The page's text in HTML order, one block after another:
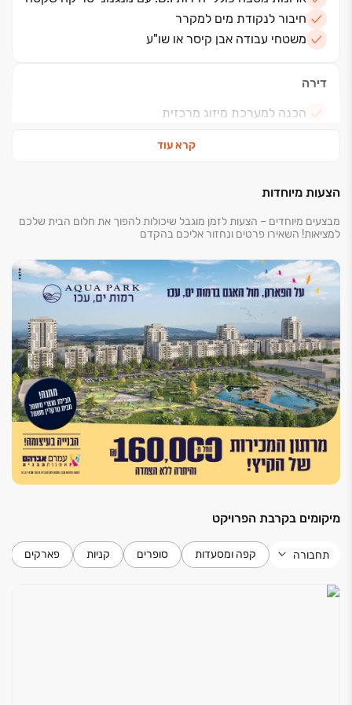
חיבור לנקודת מים למקרר
משטחי עבודה אבן קיסר או שו"ע
דירה
הכנה למערכת מיזוג מרכזית
אינטרקום במעגל סגור עם מסך צבעוני
חימום מים סולארי/ משאבת חום
שקע חשמל וברז מים במרפסת שמש
דלת בטחון מעוצבת במבחר גוונים פנדור או שו"ע
מפסק מחליף בחדרי שינה
נקודות טלוויזיה, טלפון והכנה לתקשורת מחשבים בכל
חדר
מרפסת שמש הכוללת מעקות אלומיניום מזוגג בשילוב
זכוכית
חשמל תלת פאזי
מערכת חשמל - בית חכם - לשליטה בחלל המגורים
חלונות בעלי זכוכית בידודית / טריפלקס בסלון וחדרי
השינה
בניין
מחסן פרטי בחניון תת קרקעי
מעליות מפוארות ומהירות בשילוב נירוסטה ומראות
בניה ירוקה לפי תקן 5281
חניון תת קרקעי רחב ידיים
קרא עוד
הצעות מיוחדות
מבצעים מיוחדים – הצעות לזמן מוגבל שיכולות להפוך את חלום הבית שלכם
למציאות! השאירו פרטים ונחזור אליכם בהקדם
מיקומים בקרבת הפרויקט
תחבורה קפה ומסעדות סופרים קניות פארקים